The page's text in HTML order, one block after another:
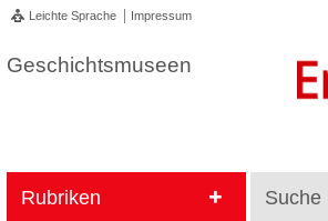
Leichte Sprache Impressum
Geschichtsmuseen
Rubriken Suche